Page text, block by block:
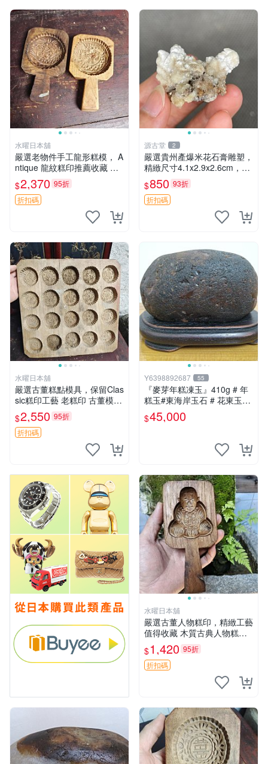
水曜日本舖
嚴選老物件手工龍形糕模， A
ntique 龍紋糕印推薦收藏 餐
具 糕點模具
$2,370 95折
折扣碼
源古堂 2
嚴選貴州產爆米花石膏雕塑，
精緻尺寸4.1x2.9x2.6cm，適
合收藏裝飾。雕塑、擺件 石
膏
$850 93折
折扣碼
水曜日本舖
嚴選古董糕點模具，保留Clas
sic糕印工藝 老糕印 古董模具
糕點模型
$2,550 95折
折扣碼
Y6398892687 55
『麥芽年糕凍玉』410g # 年
糕玉#東海岸玉石 # 花東玉石
#總統石#台灣藍寶
$45,000
水曜日本舖
嚴選古董人物糕印，精緻工藝
值得收藏 木質古典人物糕
模，復古設計令人愛不釋手
老式糕點模具 古玩收藏
$1,420 95折
折扣碼